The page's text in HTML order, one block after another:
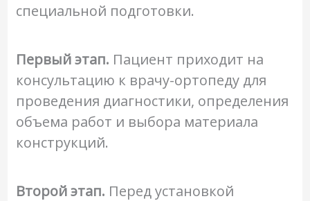
специальной подготовки.
Первый этап. Пациент приходит на
консультацию к врачу-ортопеду для
проведения диагностики, определения
объема работ и выбора материала
конструкций.
Второй этап. Перед установкой